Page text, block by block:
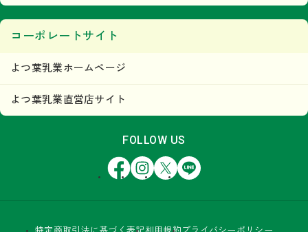
コーポレートサイト
よつ葉乳業ホームページ
よつ葉乳業直営店サイト
FOLLOW US
FacebookInstagram
X LINE